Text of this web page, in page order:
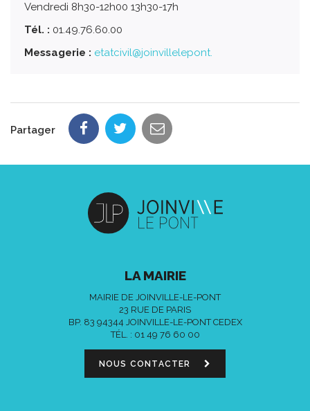
Vendredi 8h30-12h00 13h30-17h
Tél. : 01.49.76.60.00
Messagerie : etatcivil@joinvillelepont.
Partager
LA MAIRIE
MAIRIE DE JOINVILLE-LE-PONT
23 RUE DE PARIS
BP. 83 94344 JOINVILLE-LE-PONT CEDEX
TÉL. : 01 49 76 60 00
NOUS CONTACTER